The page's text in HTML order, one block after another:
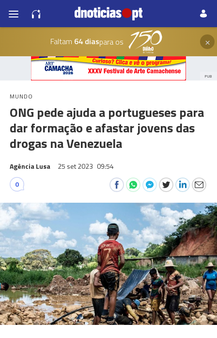
Faltam 64 diaspara os ×
PUB
MUNDO
ONG pede ajuda a portugueses para
dar formação e afastar jovens das
drogas na Venezuela
Agência Lusa 25 set 2023 09:54
0